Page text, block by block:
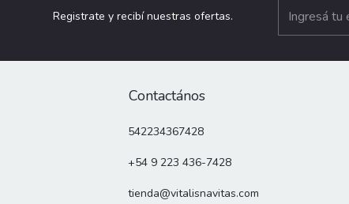
Registrate y recibí nuestras ofertas.
Contactános
542234367428
+54 9 223 436-7428
tienda@vitalisnavitas.com